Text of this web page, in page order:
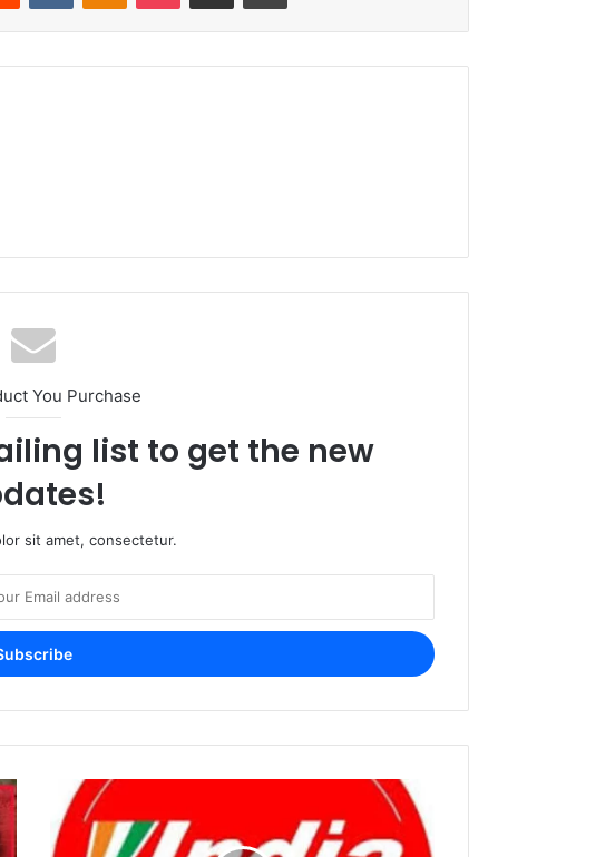
You Purchase
list to get the new
sit amet, consectetur.